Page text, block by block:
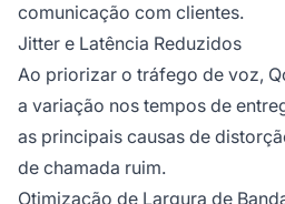
comunicação com clientes.
Jitter e Latência Reduzidos
Ao priorizar o tráfego de voz,
a variação nos tempos de
as principais causas de
de chamada ruim.
Otimização de Largura de